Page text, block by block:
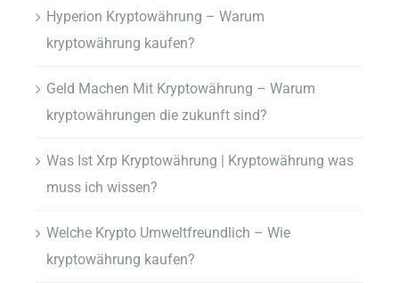
Hyperion Kryptowährung – Warum
kryptowährung kaufen?
Geld Machen Mit Kryptowährung – Warum
kryptowährungen die zukunft sind?
Was Ist Xrp Kryptowährung | Kryptowährung was
muss ich wissen?
Welche Krypto Umweltfreundlich – Wie
kryptowährung kaufen?